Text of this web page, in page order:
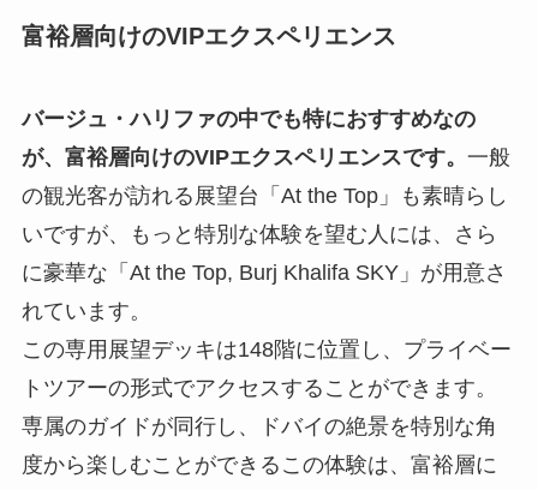
富裕層向けのVIPエクスペリエンス
バージュ・ハリファの中でも特におすすめなの
が、富裕層向けのVIPエクスペリエンスです。 一般
の観光客が訪れる展望台「At the Top」も素晴らし
いですが、もっと特別な体験を望む人には、さら
に豪華な「At the Top, Burj Khalifa SKY」が用意さ
れています。
この専用展望デッキは148階に位置し、プライベー
トツアーの形式でアクセスすることができます。
専属のガイドが同行し、ドバイの絶景を特別な角
度から楽しむことができるこの体験は、富裕層に